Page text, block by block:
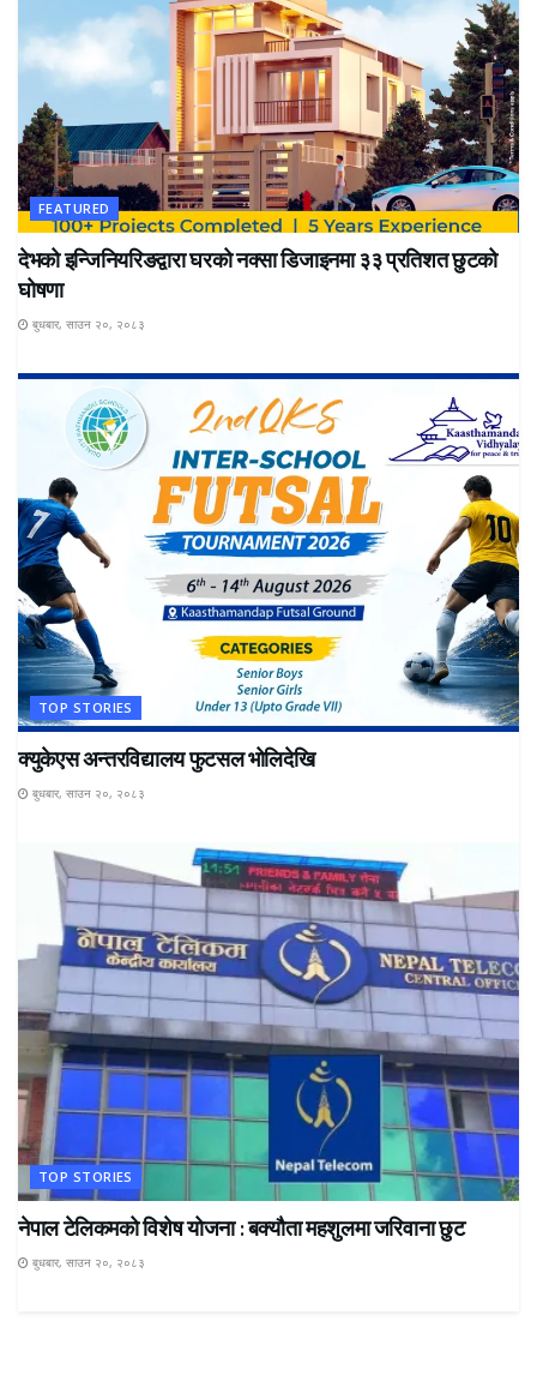
FEATURED
देभको इन्जिनियरिङद्वारा घरको नक्सा डिजाइनमा ३३ प्रतिशत छुटको
घोषणा
बुधबार, साउन २०, २०८३
TOP STORIES
क्युकेएस अन्तरविद्यालय फुटसल भोलिदेखि
बुधबार, साउन २०, २०८३
TOP STORIES
नेपाल टेलिकमको विशेष योजना : बक्यौता महशुलमा जरिवाना छुट
बुधबार, साउन २०, २०८३